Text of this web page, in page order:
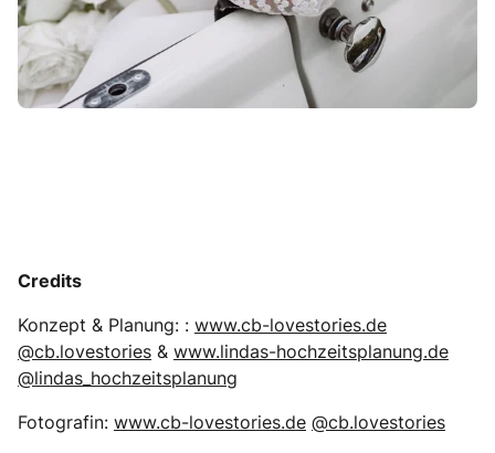
Credits
Konzept & Planung: : www.cb-lovestories.de
@cb.lovestories & www.lindas-hochzeitsplanung.de
@lindas_hochzeitsplanung
Fotografin: www.cb-lovestories.de @cb.lovestories